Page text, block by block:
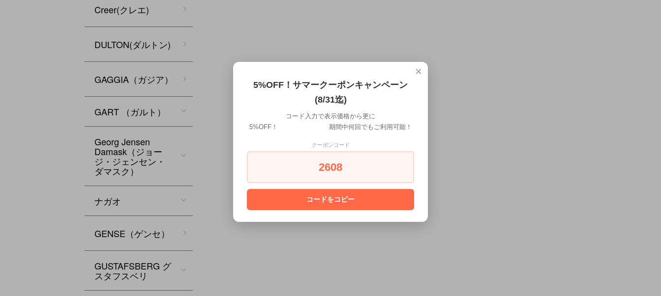
Creer(クレエ)
DULTON(ダルトン)
GAGGIA（ガジア）
GART （ガルト）
Georg Jensen
Damask（ジョー
ジ・ジェンセン・
ダマスク）
ナガオ
GENSE（ゲンセ）
GUSTAFSBERG グ
スタフスベリ
×
5%OFF！サマークーポンキャンペーン
(8/31迄)
コード入力で表示価格から更に
5%OFF！ 期間中何回でもご利用可能！
クーポンコード
2608
コードをコピー